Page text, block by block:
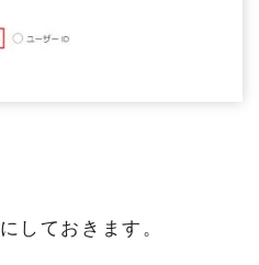
にしておきます。